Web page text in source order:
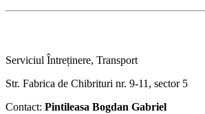
Serviciul Întreținere, Transport
Str. Fabrica de Chibrituri nr. 9-11, sector 5
Contact: Pintileasa Bogdan Gabriel